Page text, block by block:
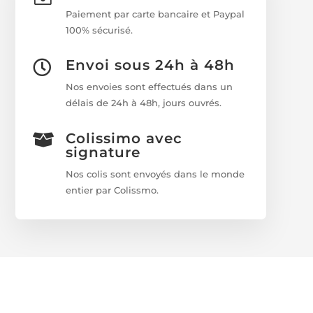
Paiement par carte bancaire et Paypal
100% sécurisé.
 Envoi sous 24h à 48h
Nos envoies sont effectués dans un
délais de 24h à 48h, jours ouvrés.

Colissimo avec
signature
Nos colis sont envoyés dans le monde
entier par Colissmo.